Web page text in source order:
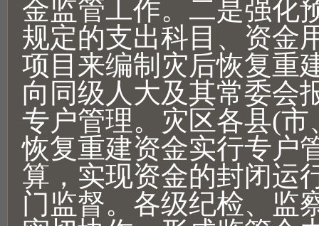
金监管工作。二是强化
规定的支出科目、资金
项目来编制灾后恢复重
向同级人大及其常委会
专户管理。灾区各县(
恢复重建资金实行专户
算，实现资金的封闭运
门监督。各级纪检、监